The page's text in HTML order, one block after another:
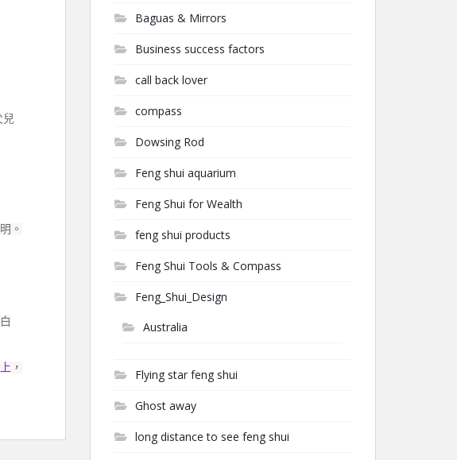
兒
。
，
Baguas & Mirrors
Business success factors
call back lover
compass
Dowsing Rod
Feng shui aquarium
Feng Shui for Wealth
feng shui products
Feng Shui Tools & Compass
Feng_Shui_Design
Australia
Flying star feng shui
Ghost away
long distance to see feng shui